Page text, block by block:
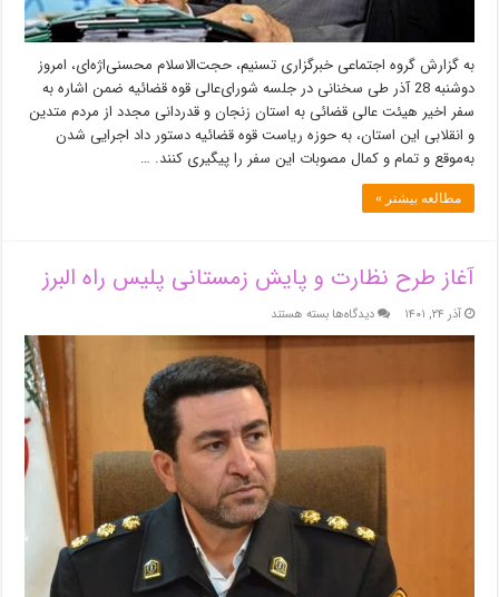
به گزارش گروه اجتماعی خبرگزاری تسنیم، حجت‌الاسلام محسنی‌اژه‌ای، امروز
دوشنبه 28 آذر طی سخنانی در جلسه شورای‌عالی قوه قضائیه ضمن اشاره به
سفر اخیر هیئت عالی قضائی به استان زنجان و قدردانی مجدد از مردم متدین
و انقلابی این استان، به حوزه ریاست قوه قضائیه دستور داد اجرایی شدن
به‌موقع و تمام و کمال مصوبات این سفر را پیگیری کنند. …
مطالعه بیشتر »
آغاز طرح نظارت و پایش زمستانی پلیس راه البرز
آذر ۲۴, ۱۴۰۱ دیدگاه‌هابرای
آغاز
طرح
پلیس
البرز
بسته هستند